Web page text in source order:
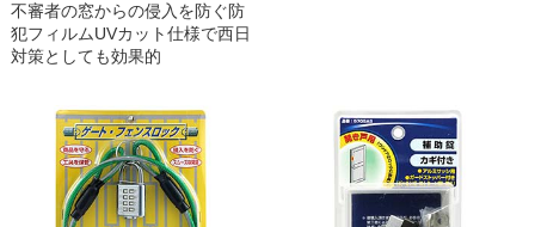
不審者の窓からの侵入を防ぐ防
犯フィルムUVカット仕様で西日
対策としても効果的